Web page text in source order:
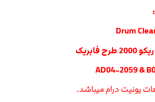
Drum
فابریک
یونیت درام میباشد.